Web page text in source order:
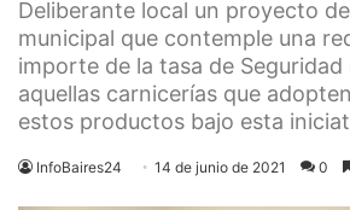
Deliberante local un proyecto
municipal que contemple una
importe de la tasa de Seguridad
aquellas carnicerías que
estos productos bajo esta
InfoBaires24 14 de junio de 2021 0